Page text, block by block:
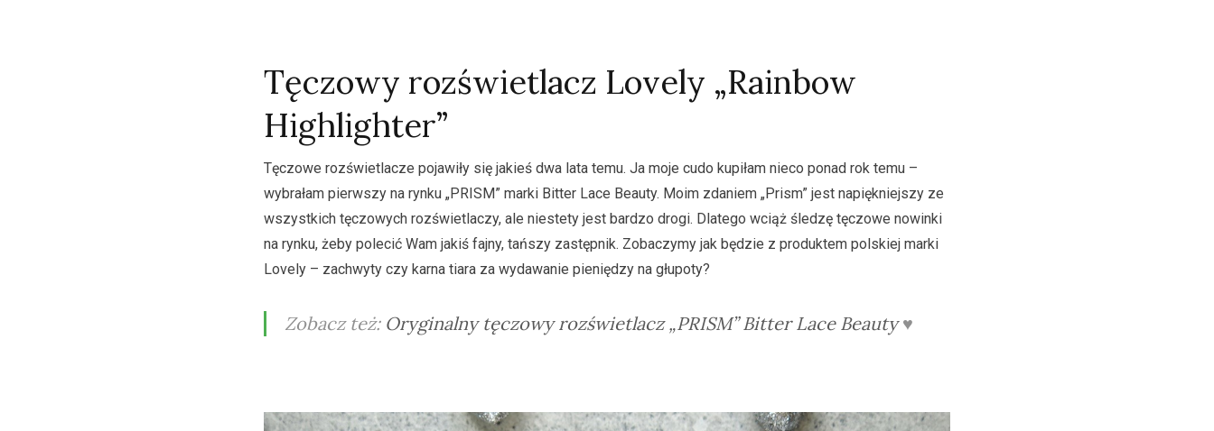
Tęczowy rozświetlacz Lovely „Rainbow
Highlighter”
Tęczowe rozświetlacze pojawiły się jakieś dwa lata temu. Ja moje cudo kupiłam nieco ponad rok temu –
wybrałam pierwszy na rynku „PRISM” marki Bitter Lace Beauty. Moim zdaniem „Prism” jest napiękniejszy ze
wszystkich tęczowych rozświetlaczy, ale niestety jest bardzo drogi. Dlatego wciąż śledzę tęczowe nowinki
na rynku, żeby polecić Wam jakiś fajny, tańszy zastępnik. Zobaczymy jak będzie z produktem polskiej marki
Lovely – zachwyty czy karna tiara za wydawanie pieniędzy na głupoty?
Zobacz też: Oryginalny tęczowy rozświetlacz „PRISM” Bitter Lace Beauty♥